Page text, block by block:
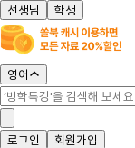
선생님 학생
영어
로그인 회원가입